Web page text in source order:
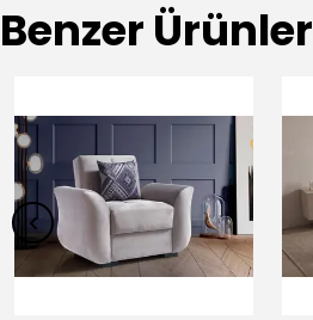
Benzer Ürünler